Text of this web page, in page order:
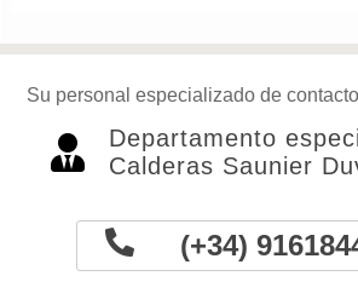
Su personal especializado de
Departamento
Calderas Saunier
(+34)